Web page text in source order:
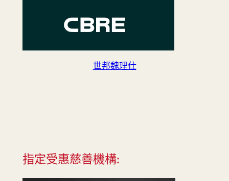
世邦魏理仕
指定受惠慈善機構: